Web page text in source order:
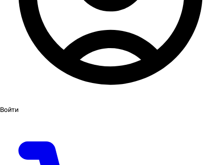
Войти